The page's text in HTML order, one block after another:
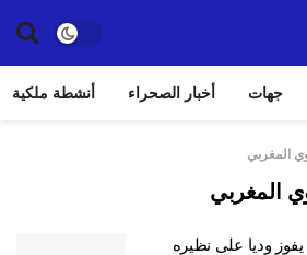
جهات أخبار الصحراء أنشطة ملكية
المغربي
المغربي
وديا على نظيره